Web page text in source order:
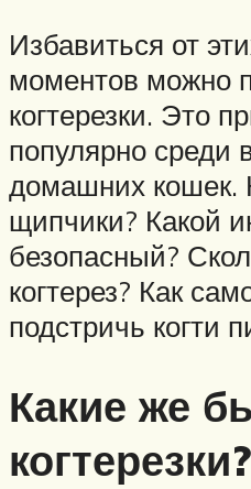
Избавиться от
моментов можно
когтерезки. Это
популярно среди
домашних кошек.
щипчики? Какой
безопасный?
когтерез? Как
подстричь когти
Какие же
когтерезки?